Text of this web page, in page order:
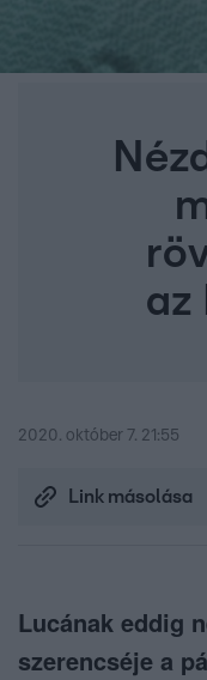
az
2020. október 7. 21:55
Link másolása
Lucának eddig
szerencséje a